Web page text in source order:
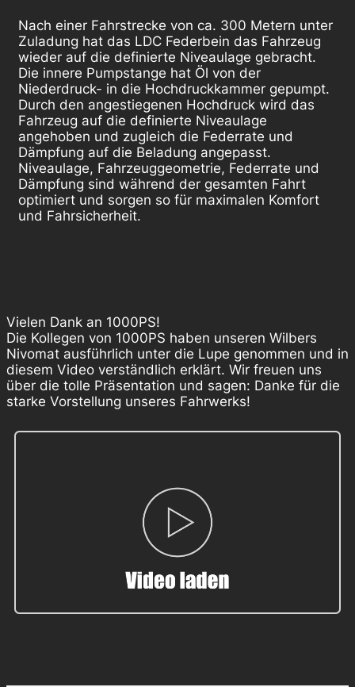
Nach einer Fahrstrecke von ca. 300 Metern unter
Zuladung hat das LDC Federbein das Fahrzeug
wieder auf die definierte Niveaulage gebracht.
Die innere Pumpstange hat Öl von der
Niederdruck- in die Hochdruckkammer gepumpt.
Durch den angestiegenen Hochdruck wird das
Fahrzeug auf die definierte Niveaulage
angehoben und zugleich die Federrate und
Dämpfung auf die Beladung angepasst.
Niveaulage, Fahrzeuggeometrie, Federrate und
Dämpfung sind während der gesamten Fahrt
optimiert und sorgen so für maximalen Komfort
und Fahrsicherheit.
Vielen Dank an 1000PS!
Die Kollegen von 1000PS haben unseren Wilbers
Nivomat ausführlich unter die Lupe genommen und in
diesem Video verständlich erklärt. Wir freuen uns
über die tolle Präsentation und sagen: Danke für die
starke Vorstellung unseres Fahrwerks!